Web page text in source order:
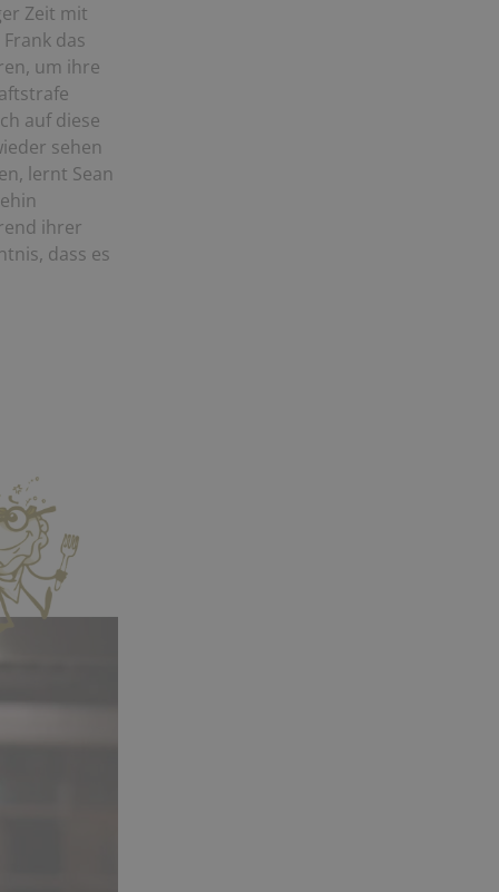
Zeit mit
das
um ihre
auf diese
sehen
lernt Sean
ihrer
dass es